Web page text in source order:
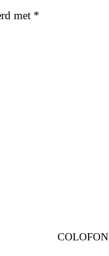
met *
COLOFON